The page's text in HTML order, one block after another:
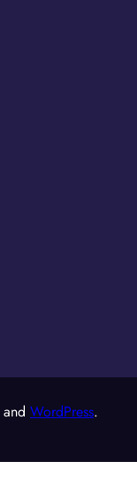
and WordPress.